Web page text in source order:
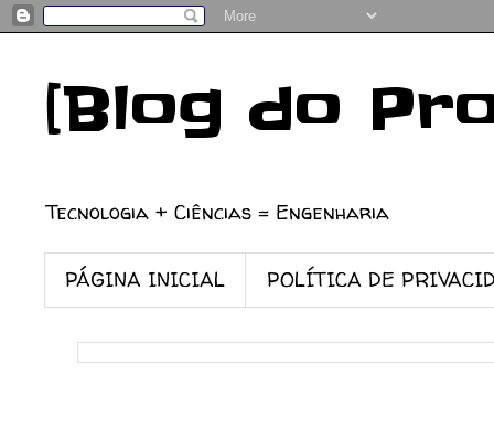
[Blog do
Tecnologia + Ciências = Engenharia
PÁGINA INICIAL POLÍTICA DE